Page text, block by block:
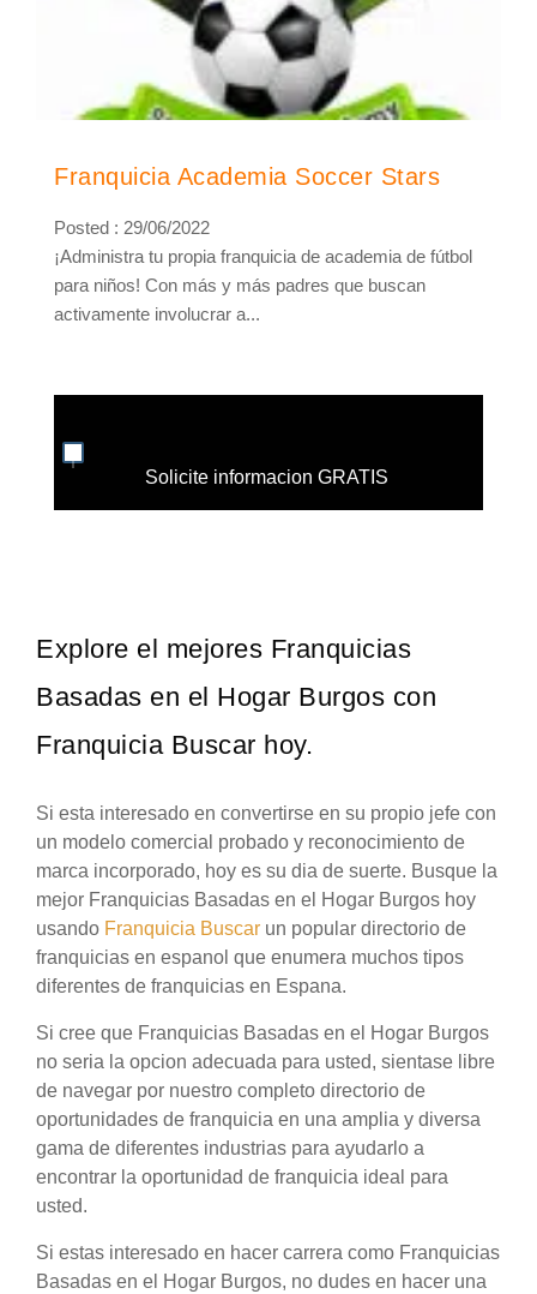
Franquicia Academia Soccer Stars
Posted : 29/06/2022
¡Administra tu propia franquicia de academia de fútbol
para niños! Con más y más padres que buscan
activamente involucrar a...
Solicite informacion GRATIS
Explore el mejores Franquicias
Basadas en el Hogar Burgos con
Franquicia Buscar hoy.
Si esta interesado en convertirse en su propio jefe con
un modelo comercial probado y reconocimiento de
marca incorporado, hoy es su dia de suerte. Busque la
mejor Franquicias Basadas en el Hogar Burgos hoy
usando Franquicia Buscar un popular directorio de
franquicias en espanol que enumera muchos tipos
diferentes de franquicias en Espana.
Si cree que Franquicias Basadas en el Hogar Burgos
no seria la opcion adecuada para usted, sientase libre
de navegar por nuestro completo directorio de
oportunidades de franquicia en una amplia y diversa
gama de diferentes industrias para ayudarlo a
encontrar la oportunidad de franquicia ideal para
usted.
Si estas interesado en hacer carrera como Franquicias
Basadas en el Hogar Burgos, no dudes en hacer una